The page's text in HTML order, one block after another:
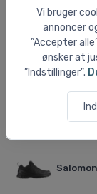
Vi bruger
annoncer
”Accepter
ønsker at
”Indstillinger”.
Aktuelt fra